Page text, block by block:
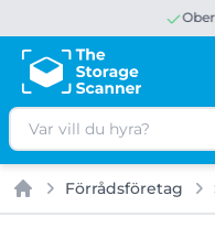
Sök
Hem
Förrådsföretag